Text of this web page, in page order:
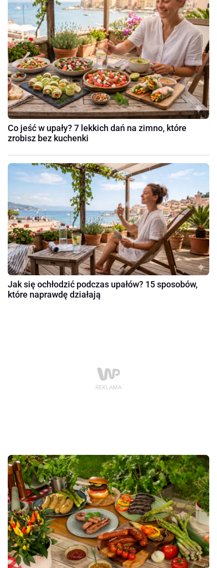
Co jeść w upały? 7 lekkich dań na zimno, które
zrobisz bez kuchenki
Jak się ochłodzić podczas upałów? 15 sposobów,
które naprawdę działają